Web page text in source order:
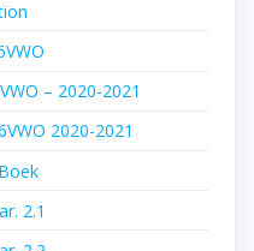
– 2020-2021
2020-2021
2.1